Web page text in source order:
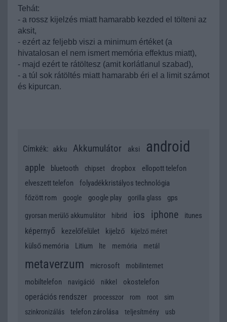
Tehát:
- a rossz kijelzés miatt hamarabb kezded el tölteni az
aksit,
- ezért az feljebb viszi a minimum értéket (a
hivatalosan el nem ismert memória effektus miatt),
- majd ezért te rátöltesz (amit korlátlanul szabad),
- a túl sok rátöltés miatt hamarabb éri el a limit számot
és kipurcan.
Címkék: akku Akkumulátor aksi android
apple bluetooth chipset dropbox
ellopott telefon
elveszett telefon
folyadékkristályos technológia
főzött rom
google google play gorilla glass gps
gyorsan merülő akkumulátor hibrid ios iphone itunes
képernyő kezelőfelület kijelző kijelző méret
külső memória Litium lte memória metál
metaverzum microsoft mobilinternet
mobiltelefon navigáció nikkel okostelefon
operációs rendszer processzor rom root
sim
szinkronizálás
telefon zárolása teljesítmény usb